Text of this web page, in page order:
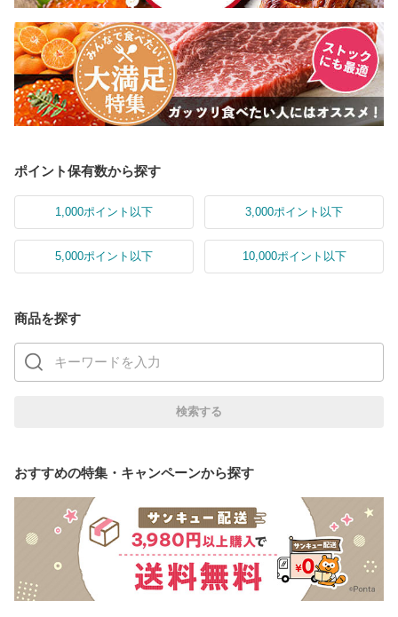
ポイント保有数から探す
1,000ポイント以下 3,000ポイント以下
5,000ポイント以下 10,000ポイント以下
商品を探す
おすすめの特集・キャンペーンから探す